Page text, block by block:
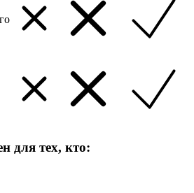
для тех, кто: